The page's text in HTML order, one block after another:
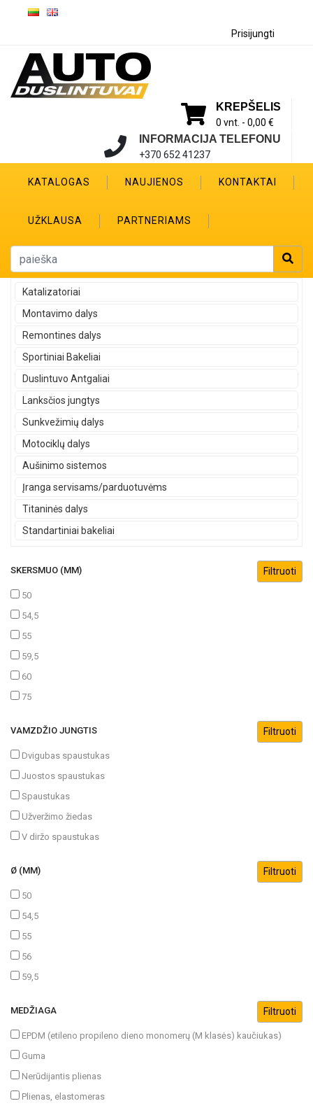
Prisijungti
KREPŠELIS
0 vnt. - 0,00 €
INFORMACIJA TELEFONU
+370 652 41237
KATALOGAS NAUJIENOS KONTAKTAI
UŽKLAUSA PARTNERIAMS
Katalizatoriai
Montavimo dalys
Remontines dalys
Sportiniai Bakeliai
Duslintuvo Antgaliai
Lanksčios jungtys
Sunkvežimių dalys
Motociklų dalys
Aušinimo sistemos
Įranga servisams/parduotuvėms
Titaninės dalys
Standartiniai bakeliai
SKERSMUO (MM)
50
54,5
55
59,5
60
75
VAMZDŽIO JUNGTIS
Dvigubas spaustukas
Juostos spaustukas
Spaustukas
Užveržimo žiedas
V diržo spaustukas
Ø (MM)
50
54,5
55
56
59,5
MEDŽIAGA
EPDM (etileno propileno dieno monomerų (M klasės) kaučiukas)
Guma
Nerūdijantis plienas
Plienas, elastomeras